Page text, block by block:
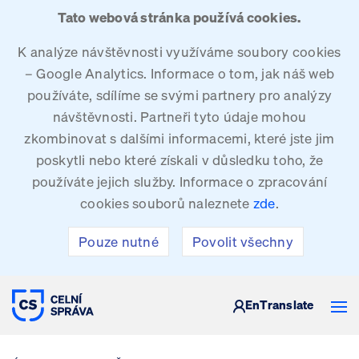
Tato webová stránka používá cookies.
K analýze návštěvnosti využíváme soubory cookies
– Google Analytics. Informace o tom, jak náš web
používáte, sdílíme se svými partnery pro analýzy
návštěvnosti. Partneři tyto údaje mohou
zkombinovat s dalšími informacemi, které jste jim
poskytli nebo které získali v důsledku toho, že
používáte jejich služby. Informace o zpracování
cookies souborů naleznete zde.
Pouze nutné Povolit všechny
CELNÍ SPRÁVA ČESKÉ REPUBLIKY
EnTranslate